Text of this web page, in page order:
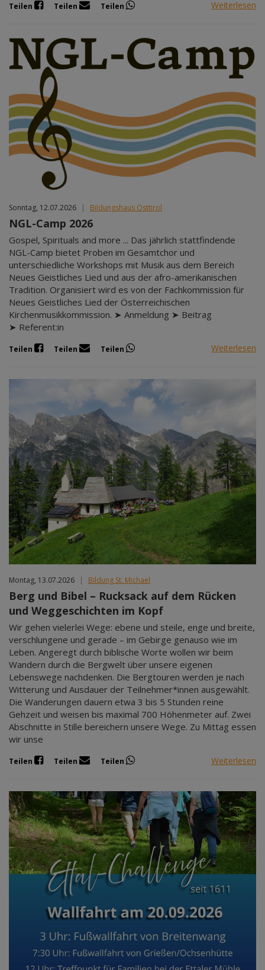
Teilen Teilen Teilen Weiterlesen
Sonntag, 12.07.2026 | Bildungshaus Osttirol
NGL-Camp 2026
Gospel, Spirituals and more ... Das jährlich stattfindende
NGL-Camp bietet Proben im Gesamtchor und
unterschiedliche Workshops mit Musik aus dem Bereich
Neues Geistliches Lied und aus der afro-amerikanischen
Tradition. Organisiert wird es von der Fachkommission für
Neues Geistliches Lied der Österreichischen
Kirchenmusikkommission. ➤ Anmeldung ➤ Beitrag
➤ Referent:in
Teilen Teilen Teilen Weiterlesen
Montag, 13.07.2026 | Bildung St. Michael
Berg und Bibel – Rucksack auf dem Rücken
und Weggeschichten im Kopf
Wir gehen vielerlei Wege: ebene und steile, enge und breite,
verschlungene und gerade – im Gebirge genauso wie im
Leben. Angeregt durch biblische Worte wollen wir beim
Wandern durch die Bergwelt über unsere eigenen
Lebenswege nachdenken. Die Bergtouren werden je nach
Witterung und Ausdauer der Teilnehmer*innen ausgewählt.
Die Wanderungen dauern etwa 3 bis 5 Stunden reine
Gehzeit und weisen bis maximal 700 Höhenmeter auf. Zwei
Abschnitte in Stille bereichern unsere Wege. Zu Mittag essen
wir unse
Teilen Teilen Teilen Weiterlesen